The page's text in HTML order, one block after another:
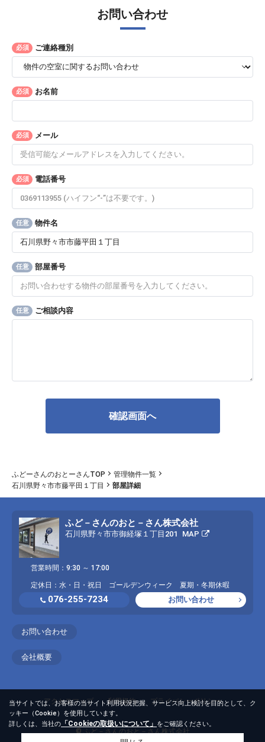
お問い合わせ
必須 ご連絡種別
必須 お名前
必須 メール
必須 電話番号
任意 物件名
任意 部屋番号
任意 ご相談内容
ふどーさんのおとーさんTOP
管理物件一覧
石川県野々市市藤平田１丁目
部屋詳細
ふど－さんのおと－さん株式会社
石川県野々市市御経塚１丁目201 MAP
営業時間：9:30 ～ 17:00
定休日：水・日・祝日 ゴールデンウィーク 夏期・冬期休暇
076-255-7234 お問い合わせ
お問い合わせ
会社概要
アクセスマップ 利用規約 プライバシーポリシー
© ふど－さんのおと－さん株式会社
当サイトでは、お客様の当サイト利用状況把握、サービス向上検討を目的として、ク
ッキー（Cookie）を使用しています。
詳しくは、当社の 「Cookieの取扱いについて」 をご確認ください。